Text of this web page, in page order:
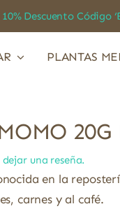
Descuento
PLANTAS
una reseña.
en la
carnes y al café.